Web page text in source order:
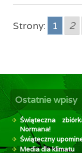
Strony: 1 2
Ostatnie wpisy
Świąteczna
Normana!
Świąteczny
Media dla klimatu